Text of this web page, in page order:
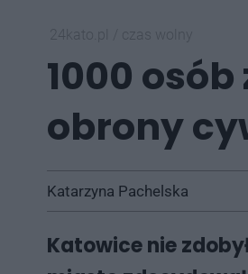
1000
obrony
Katarzyna Pachelska
Katowice nie